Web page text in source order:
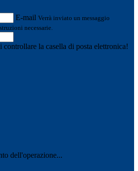
E-mail Verrà inviato un messaggio
necessarie.
la casella di posta elettronica!
dell'operazione...